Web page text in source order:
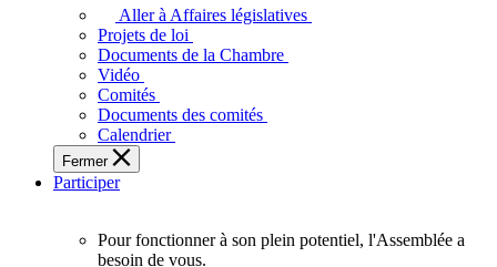
adopte
touchent
des
Ontariennes
et
Aller à Affaires législatives
Projets de loi
Documents de la Chambre
Vidéo
Comités
Documents des comités
Calendrier
Fermer
Participer
Pour fonctionner à son plein potentiel, l'Assemblée a
besoin de vous.